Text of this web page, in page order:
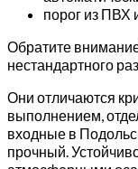
порог из ПВХ
Обратите
нестандартного
Они отличаются
выполнением,
входные в
прочный.